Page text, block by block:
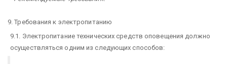
9. Требования к электропитанию
9.1. Электропитание технических средств оповещения должно
осуществляться одним из следующих способов: